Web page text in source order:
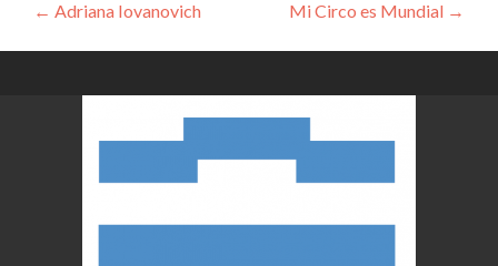
Navegación
de
entradas
← Adriana Iovanovich Mi Circo es Mundial →